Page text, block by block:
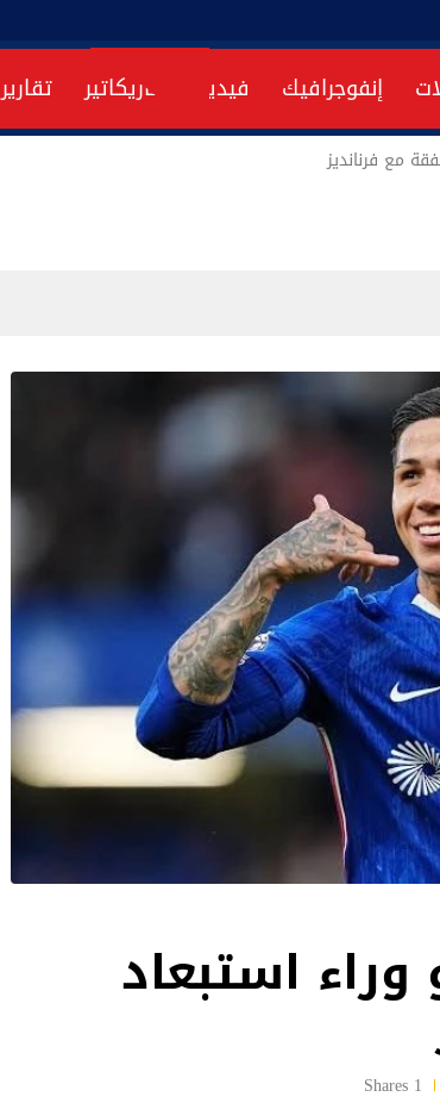
إنفوجرافيك فيديو كاريكاتير تقارير
مع فرنانديز
وراء استبعاد
1 Shares